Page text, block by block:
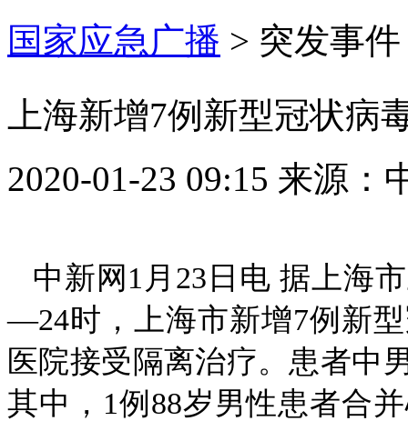
国家应急广播 > 突发事件
上海新增7例新型冠状病
2020-01-23 09:15 来源：
中新网1月23日电 据上海
—24时，上海市新增7例新
医院接受隔离治疗。患者中
其中，1例88岁男性患者合